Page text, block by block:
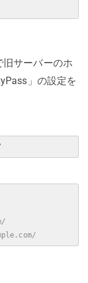
旧サーバーのホ
」の設定を